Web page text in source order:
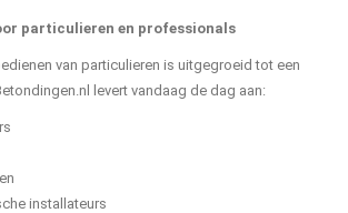
particulieren en professionals
van particulieren is uitgegroeid tot een
levert vandaag de dag aan:
installateurs